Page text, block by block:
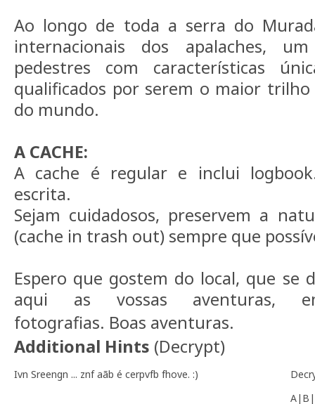
Ao longo de toda a serra do
internacionais dos apalaches,
pedestres com características
qualificados por serem o maior trilho
do mundo.
A CACHE:
A cache é regular e inclui
escrita.
Sejam cuidadosos, preservem a
(cache in trash out) sempre que
Espero que gostem do local, que se
aqui as vossas aventuras,
fotografias. Boas aventuras.
Additional Hints (Decrypt)
Ivn Sreengn ... znf aãb é cerpvfb fhove. :)